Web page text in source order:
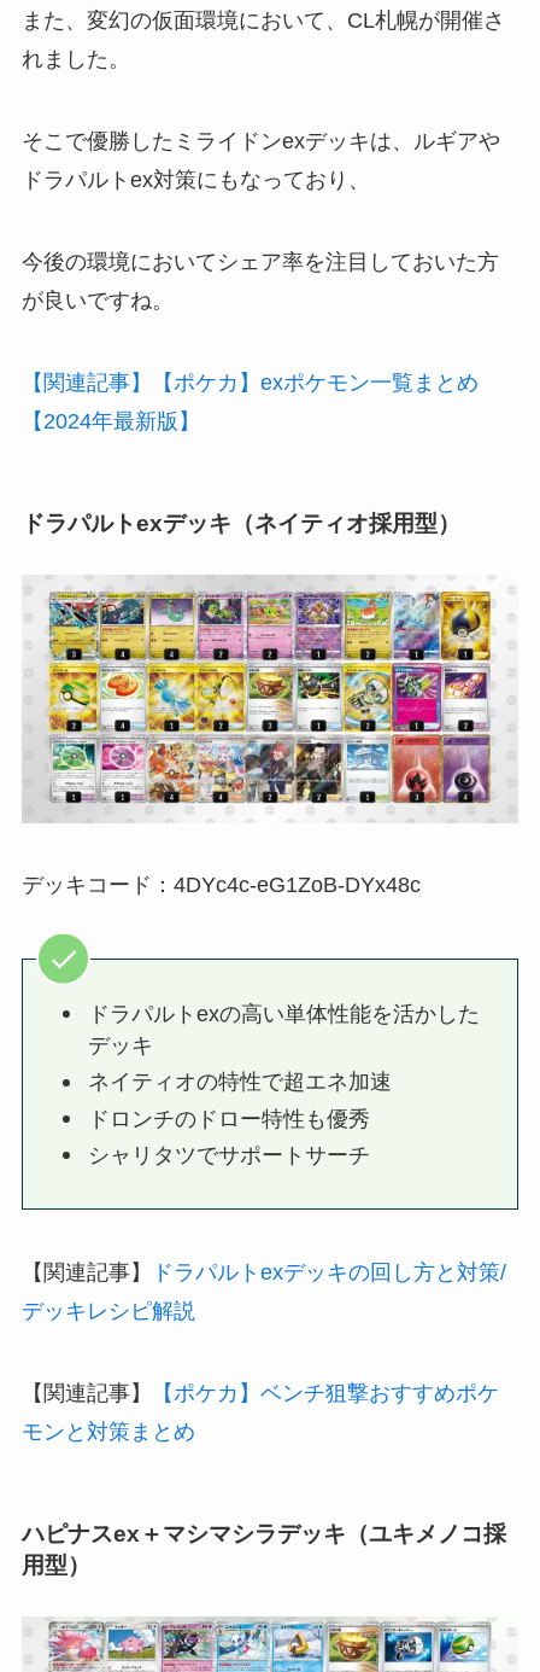
また、変幻の仮面環境において、CL札幌が開催さ
れました。
そこで優勝したミライドンexデッキは、ルギアや
ドラパルトex対策にもなっており、
今後の環境においてシェア率を注目しておいた方
が良いですね。
【関連記事】【ポケカ】exポケモン一覧まとめ
【2024年最新版】
ドラパルトexデッキ（ネイティオ採用型）
デッキコード：4DYc4c-eG1ZoB-DYx48c
ドラパルトexの高い単体性能を活かした
デッキ
ネイティオの特性で超エネ加速
ドロンチのドロー特性も優秀
シャリタツでサポートサーチ
【関連記事】
ドラパルトexデッキの回し方と対策/
デッキレシピ解説
【関連記事】
【ポケカ】ベンチ狙撃おすすめポケ
モンと対策まとめ
ハピナスex＋マシマシラデッキ（ユキメノコ採
用型）